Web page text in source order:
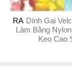
RA Dính Gai
Làm Bằng
Keo Cao